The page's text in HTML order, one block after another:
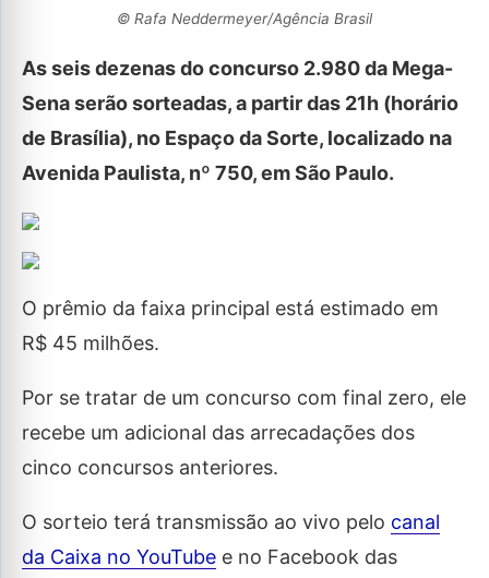
© Rafa Neddermeyer/Agência Brasil
As seis dezenas do concurso 2.980 da Mega-
Sena serão sorteadas, a partir das 21h (horário
de Brasília), no Espaço da Sorte, localizado na
Avenida Paulista, nº 750, em São Paulo.
O prêmio da faixa principal está estimado em
R$ 45 milhões.
Por se tratar de um concurso com final zero, ele
recebe um adicional das arrecadações dos
cinco concursos anteriores.
O sorteio terá transmissão ao vivo pelo canal
da Caixa no YouTube e no Facebook das